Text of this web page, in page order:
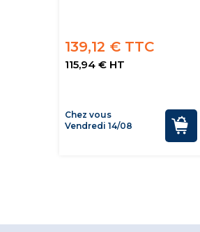
139,12 € TTC
115,94 € HT
Chez vous
Vendredi 14/08